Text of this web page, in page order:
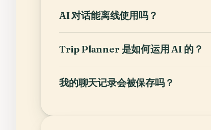
AI 对话能离线使用吗？
Trip Planner 是如何运用 AI 的？
我的聊天记录会被保存吗？